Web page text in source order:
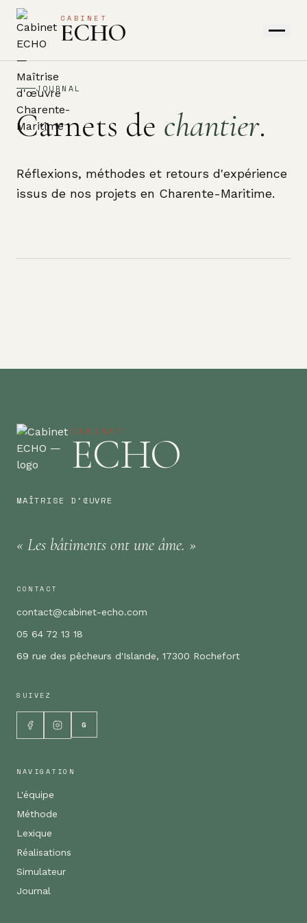
CABINET
ECHO
JOURNAL
Carnets de chantier.
Réflexions, méthodes et retours d'expérience
issus de nos projets en Charente-Maritime.
CABINET
ECHO
MAÎTRISE D'ŒUVRE
« Les bâtiments ont une âme. »
CONTACT
contact@cabinet-echo.com
05 64 72 13 18
69 rue des pêcheurs d'Islande, 17300 Rochefort
SUIVEZ
G
NAVIGATION
L'équipe
Méthode
Lexique
Réalisations
Simulateur
Journal